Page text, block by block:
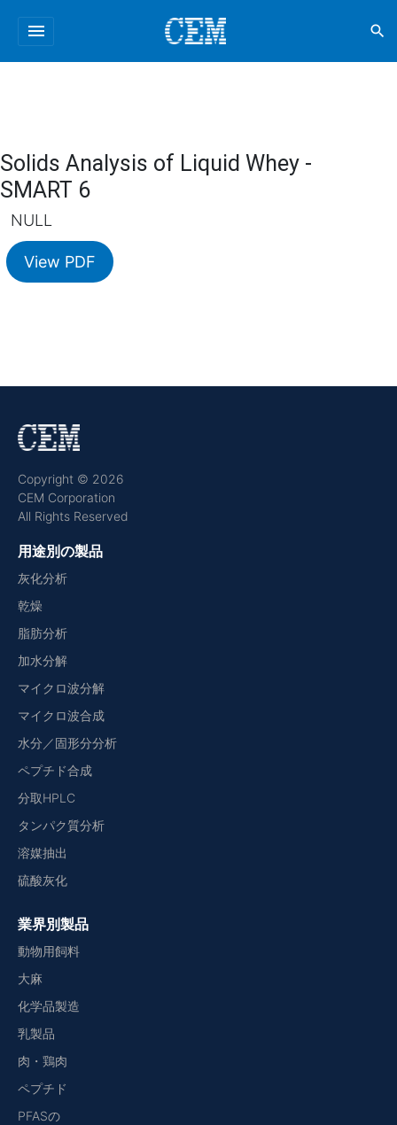
menu search
Solids Analysis of Liquid Whey -
SMART 6
NULL
View PDF
Copyright © 2026
CEM Corporation
All Rights Reserved
用途別の製品
灰化分析
乾燥
脂肪分析
加水分解
マイクロ波分解
マイクロ波合成
水分／固形分分析
ペプチド合成
分取HPLC
タンパク質分析
溶媒抽出
硫酸灰化
業界別製品
動物用飼料
大麻
化学品製造
乳製品
肉・鶏肉
ペプチド
PFASの